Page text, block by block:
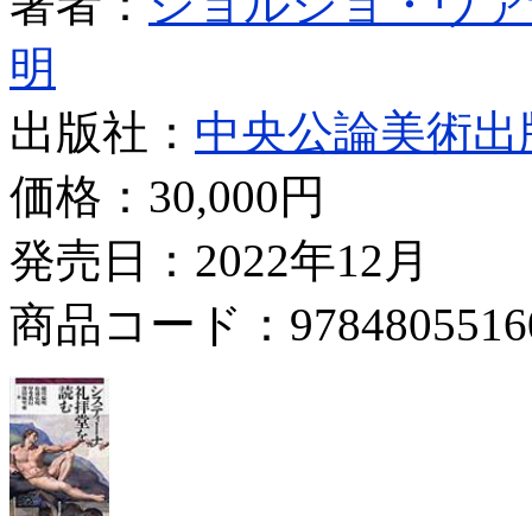
明
出版社： 中央公論美術出
価格： 30,000円
発売日：2022年12月
商品コード：